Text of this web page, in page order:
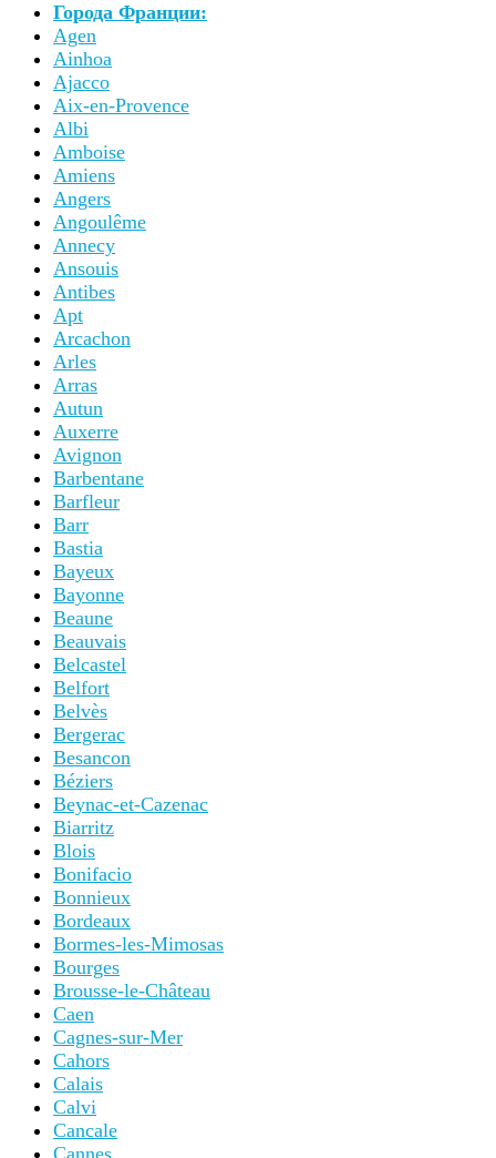
Города Франции:
Agen
Ainhoa
Ajacco
Aix-en-Provence
Albi
Amboise
Amiens
Angers
Angoulême
Annecy
Ansouis
Antibes
Apt
Arcachon
Arles
Arras
Autun
Auxerre
Avignon
Barbentane
Barfleur
Barr
Bastia
Bayeux
Bayonne
Beaune
Beauvais
Belcastel
Belfort
Belvès
Bergerac
Besancon
Béziers
Beynac-et-Cazenac
Biarritz
Blois
Bonifacio
Bonnieux
Bordeaux
Bormes-les-Mimosas
Bourges
Brousse-le-Château
Caen
Cagnes-sur-Mer
Cahors
Calais
Calvi
Cancale
Cannes